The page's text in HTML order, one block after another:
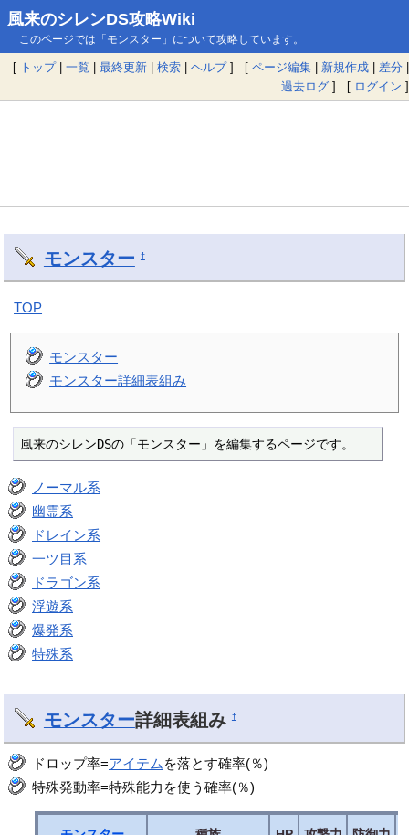
風来のシレンDS攻略Wiki
このページでは「モンスター」について攻略しています。
[ トップ| 一覧 | 最終更新 | 検索 | ヘルプ] [ ページ編集 | 新規作成 | 差分 |
過去ログ ] [ ログイン ]
モンスター †
TOP
モンスター
モンスター詳細表組み
風来のシレンDSの「モンスター」を編集するページです。
ノーマル系
幽霊系
ドレイン系
一ツ目系
ドラゴン系
浮遊系
爆発系
特殊系
モンスター詳細表組み †
ドロップ率=アイテム を落とす確率(％)
特殊発動率=特殊能力を使う確率(％)